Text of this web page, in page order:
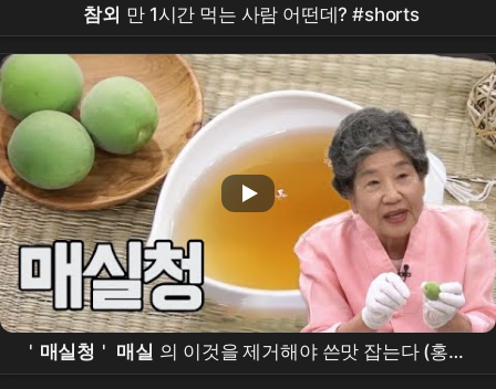
참외 만 1시간 먹는 사람 어떤데? #shorts
' 매실청 ' 매실 의 이것을 제거해야 쓴맛 잡는다 (홍쌍
리 #알토란) MBN 230611 방송